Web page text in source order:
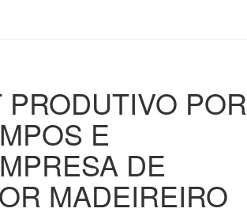
POR
E
DE
MADEIREIRO